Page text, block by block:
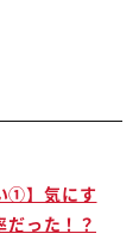
①】気にす
った！？